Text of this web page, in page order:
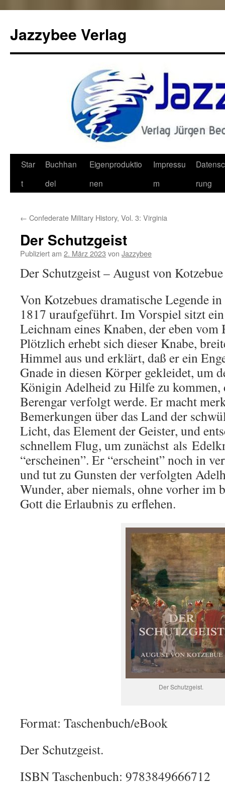
Jazzybee Verlag
Zum
Inhalt
Star
t
Buchhan
del
Eigenproduktio
nen
Impressu
m
rung
← Confederate Military History, Vol. 3: Virginia
Der Schutzgeist
Publiziert am 2. März 2023 von Jazzybee
Der Schutzgeist – August von Kotzebue
Von Kotzebues dramatische Legende
1817 uraufgeführt. Im Vorspiel sitzt
Leichnam eines Knaben, der eben
Plötzlich erhebt sich dieser Knabe,
Himmel aus und erklärt, daß er ein
Gnade in diesen Körper gekleidet, um
Königin Adelheid zu Hilfe zu
Berengar verfolgt werde. Er macht
Bemerkungen über das Land der
Licht, das Element der Geister, und
schnellem Flug, um zunächst als
“erscheinen”. Er “erscheint” noch in
und tut zu Gunsten der verfolgten
Wunder, aber niemals, ohne vorher im
Gott die Erlaubnis zu erflehen.
Der Schutzgeist.
Format: Taschenbuch/eBook
Der Schutzgeist.
ISBN Taschenbuch: 9783849666712